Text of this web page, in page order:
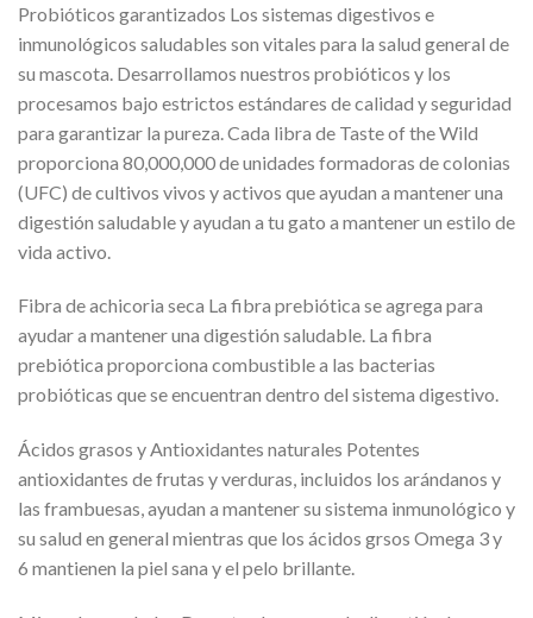
Probióticos garantizados Los sistemas digestivos e
inmunológicos saludables son vitales para la salud general de
su mascota. Desarrollamos nuestros probióticos y los
procesamos bajo estrictos estándares de calidad y seguridad
para garantizar la pureza. Cada libra de Taste of the Wild
proporciona 80,000,000 de unidades formadoras de colonias
(UFC) de cultivos vivos y activos que ayudan a mantener una
digestión saludable y ayudan a tu gato a mantener un estilo de
vida activo.
Fibra de achicoria seca La fibra prebiótica se agrega para
ayudar a mantener una digestión saludable. La fibra
prebiótica proporciona combustible a las bacterias
probióticas que se encuentran dentro del sistema digestivo.
Ácidos grasos y Antioxidantes naturales Potentes
antioxidantes de frutas y verduras, incluidos los arándanos y
las frambuesas, ayudan a mantener su sistema inmunológico y
su salud en general mientras que los ácidos grsos Omega 3 y
6 mantienen la piel sana y el pelo brillante.